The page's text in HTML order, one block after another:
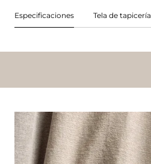
Especificaciones Tela de tapicería